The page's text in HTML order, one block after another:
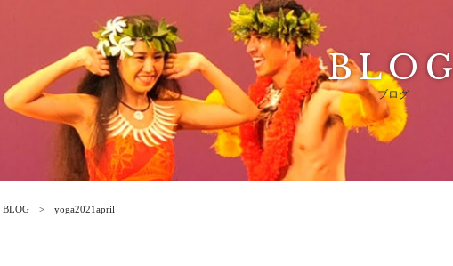
BLOG
ブログ
BLOG yoga2021april